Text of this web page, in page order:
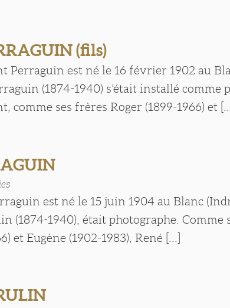
(fils)
Perraguin est né le 16 février 1902 au
(1874-1940) s’était installé comme
comme ses frères Roger (1899-1966) et [...]
est né le 15 juin 1904 au Blanc
(1874-1940), était photographe. Comme
et Eugène (1902-1983), René [...]